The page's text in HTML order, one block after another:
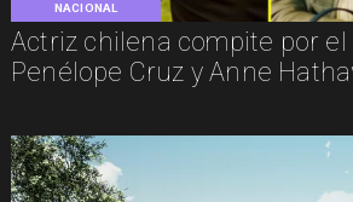
NACIONAL
Actriz chilena compite por el
Penélope Cruz y Anne